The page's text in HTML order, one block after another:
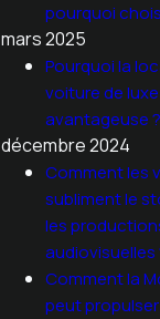
pourquoi
mars 2025
Pourquoi la
voiture de
avantageuse ?
décembre 2024
Comment les
subliment le
les
audiovisuelles
Comment la
peut